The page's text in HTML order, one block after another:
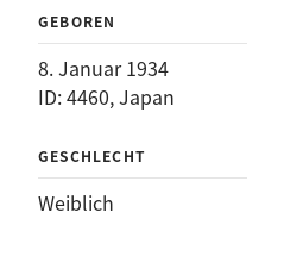
GEBOREN
8. Januar 1934
ID: 4460, Japan
GESCHLECHT
Weiblich